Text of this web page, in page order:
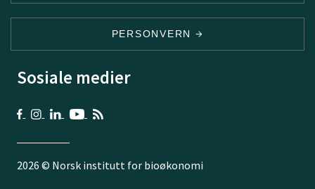
PERSONVERN
Sosiale medier
2026 © Norsk institutt for bioøkonomi